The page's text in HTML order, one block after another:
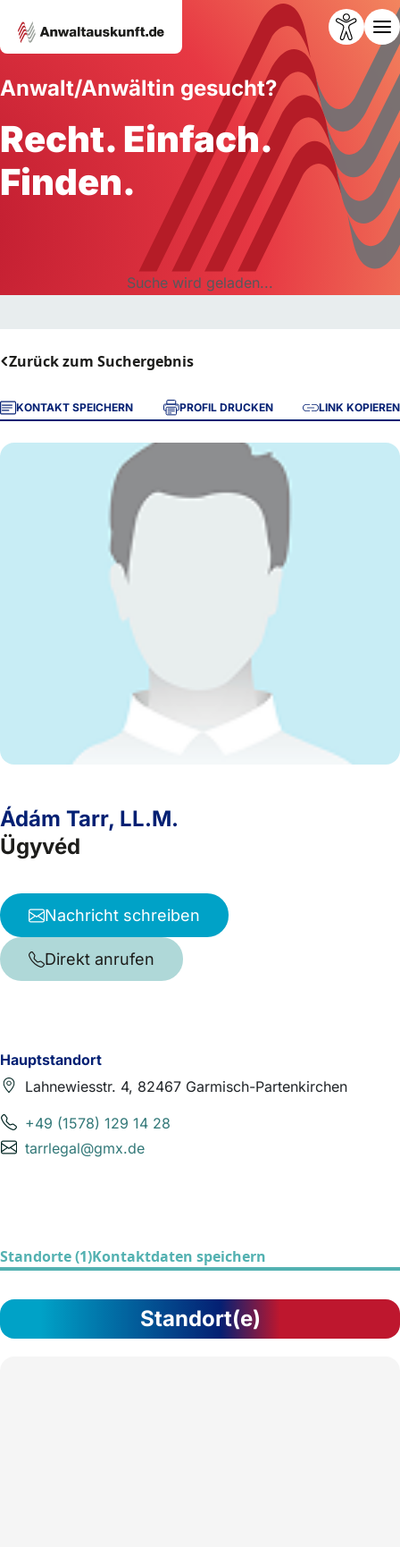
Anwalt/Anwältin gesucht?
Recht. Einfach.
Finden.
Suche wird geladen...
Zurück zum Suchergebnis
KONTAKT SPEICHERN PROFIL DRUCKEN LINK KOPIEREN
Hauptstandort
Lahnewiesstr. 4, 82467 Garmisch-Partenkirchen
+49 (1578) 129 14 28
tarrlegal@gmx.de
Ádám Tarr, LL.M.
Ügyvéd
Nachricht schreiben
Direkt anrufen
Standorte (1)Kontaktdaten speichern
Standort(e)